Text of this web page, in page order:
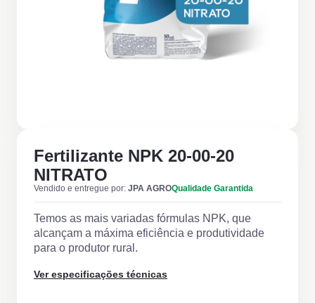
Fertilizante NPK 20-00-20
NITRATO
Vendido e entregue por: JPA AGROQualidade Garantida
Temos as mais variadas fórmulas NPK, que
alcançam a máxima eficiência e produtividade
para o produtor rural.
Ver especificações técnicas